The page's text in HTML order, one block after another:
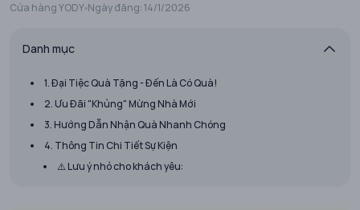
Cửa hàng YODY Ngày đăng:14/1/2026
Danh mục
1. Đại Tiệc Quà Tặng - Đến Là Có Quà!
2. Ưu Đãi "Khủng" Mừng Nhà Mới
3. Hướng Dẫn Nhận Quà Nhanh Chóng
4. Thông Tin Chi Tiết Sự Kiện
⚠️ Lưu ý nhỏ cho khách yêu: